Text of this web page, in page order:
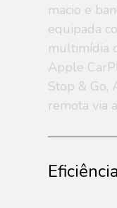
macio e
equipada
multimídia
Apple
Stop & Go,
remota via